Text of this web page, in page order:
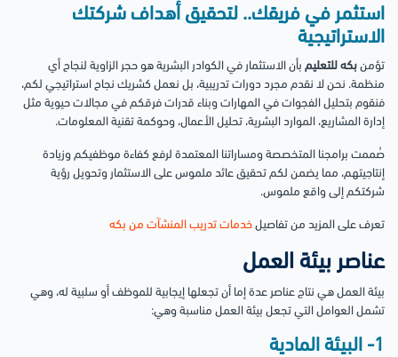
استثمر في فريقك.. لتحقيق أهداف شركتك
الاستراتيجية
تؤمن بكه للتعليم بأن الاستثمار في الكوادر البشرية هو حجر الزاوية لنجاح أي
منظمة. نحن لا نقدم مجرد دورات تدريبية، بل نعمل كشريك نجاح استراتيجي لكم،
فنقوم بتحليل الفجوات في المهارات وبناء قدرات فرقكم في مجالات حيوية مثل
إدارة المشاريع، الموارد البشرية، تحليل الأعمال، وحوكمة تقنية المعلومات.
صُممت برامجنا المتخصصة ومساراتنا المعتمدة لرفع كفاءة موظفيكم وزيادة
إنتاجيتهم، مما يضمن لكم تحقيق عائد ملموس على الاستثمار وتحويل رؤية
شركتكم إلى واقع ملموس.
تعرف على المزيد من تفاصيل خدمات تدريب المنشآت من بكه
عناصر بيئة العمل
بيئة العمل هي نتاج عناصر عدة إما أن تجعلها إيجابية للموظف أو سلبية له، وهي
تشمل العوامل التي تجعل بيئة العمل مناسبة وهي:
1- البيئة المادية